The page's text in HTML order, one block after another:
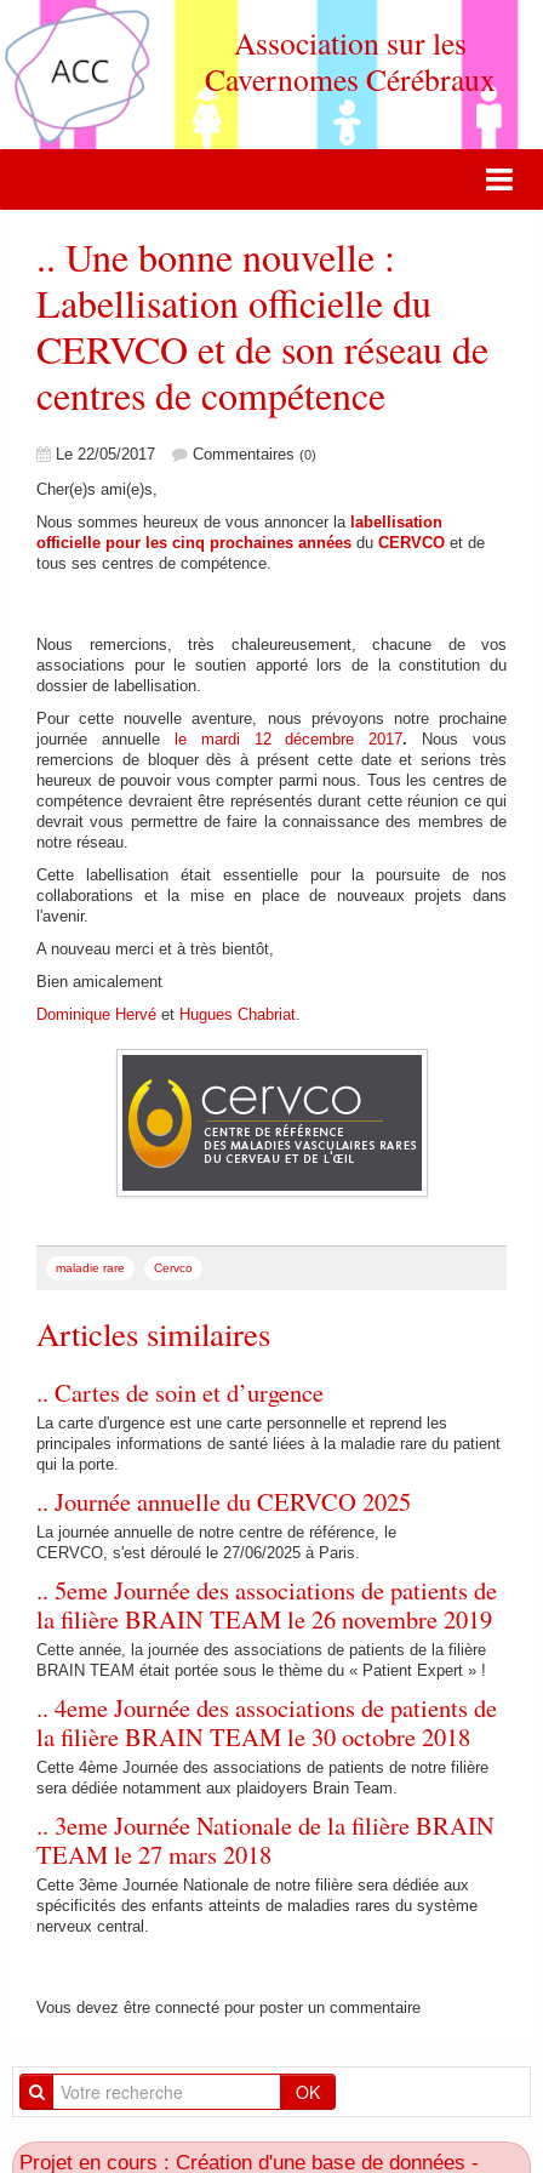
Association sur les
Cavernomes Cérébraux
QUOI DE NEUF DOCTEUR ?
ADHERER
FAIRE UN DON
.. Une bonne nouvelle :
Labellisation officielle du
CERVCO et de son réseau de
centres de compétence⁩
Le 22/05/2017 Commentaires (0)
Cher(e)s ami(e)s,
Nous sommes heureux de vous annoncer la labellisation
officielle pour les cinq prochaines années du CERVCO et de
tous ses centres de compétence.
Nous remercions, très chaleureusement, chacune de vos
associations pour le soutien apporté lors de la constitution du
dossier de labellisation.
Pour cette nouvelle aventure, nous prévoyons notre prochaine
journée annuelle
le mardi 12 décembre 2017.
Nous vous
remercions de bloquer dès à présent cette date et serions très
heureux de pouvoir vous compter parmi nous. Tous les centres de
compétence devraient être représentés durant cette réunion ce qui
devrait vous permettre de faire la connaissance des membres de
notre réseau.
Cette labellisation était essentielle pour la poursuite de nos
collaborations et la mise en place de nouveaux projets dans
l'avenir.
A nouveau merci et à très bientôt,
Bien amicalement
Dominique Hervé et Hugues Chabriat.
maladie rare Cervco
Articles similaires
.. Cartes de soin et d’urgence
La carte d'urgence est une carte personnelle et reprend les
principales informations de santé liées à la maladie rare du patient
qui la porte.
.. Journée annuelle du CERVCO 2025
La journée annuelle de notre centre de référence, le
CERVCO, s'est déroulé le 27/06/2025 à Paris.
.. 5eme Journée des associations de patients de
la filière BRAIN TEAM le 26 novembre 2019
Cette année, la journée des associations de patients de la filière
BRAIN TEAM était portée sous le thème du « Patient Expert » !
.. 4eme Journée des associations de patients de
la filière BRAIN TEAM le 30 octobre 2018
Cette 4ème Journée des associations de patients de notre filière
sera dédiée notamment aux plaidoyers Brain Team.
.. 3eme Journée Nationale de la filière BRAIN
TEAM le 27 mars 2018
Cette 3ème Journée Nationale de notre filière sera dédiée aux
spécificités des enfants atteints de maladies rares du système
nerveux central.
Vous devez être connecté pour poster un commentaire
OK
Projet en cours : Création d'une base de données -